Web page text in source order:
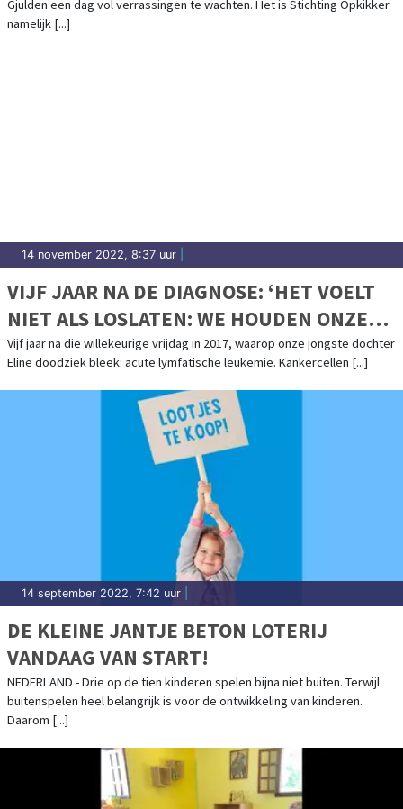
VERRASSINGEN!
Gjulden een dag vol verrassingen te wachten. Het is Stichting Opkikker
namelijk [...]
14 november 2022, 8:37 uur
VIJF JAAR NA DE DIAGNOSE: ‘HET VOELT
NIET ALS LOSLATEN: WE HOUDEN ONZE
WERKELIJKHEID ANDERS VAST.’
Vijf jaar na die willekeurige vrijdag in 2017, waarop onze jongste dochter
Eline doodziek bleek: acute lymfatische leukemie. Kankercellen [...]
14 september 2022, 7:42 uur
DE KLEINE JANTJE BETON LOTERIJ
VANDAAG VAN START!
NEDERLAND - Drie op de tien kinderen spelen bijna niet buiten. Terwijl
buitenspelen heel belangrijk is voor de ontwikkeling van kinderen.
Daarom [...]